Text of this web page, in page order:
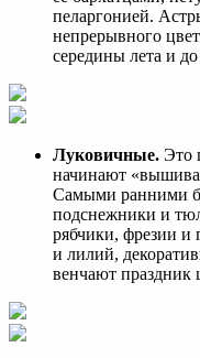
пеларгонией.
непрерывного
середины лета и
Луковичные. Это
начинают
Самыми ранними
подснежники и
рябчики, фрезии и
и лилий,
венчают праздник